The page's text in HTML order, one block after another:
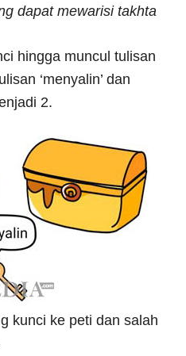
dapat mewarisi takhta
hingga muncul tulisan
‘menyalin’ dan
2.
kunci ke peti dan salah